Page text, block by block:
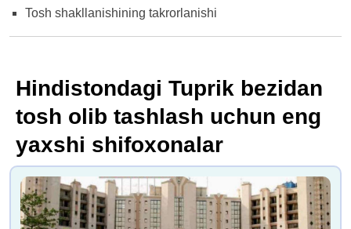
Tosh shakllanishining takrorlanishi
Hindistondagi Tuprik bezidan
tosh olib tashlash uchun eng
yaxshi shifoxonalar